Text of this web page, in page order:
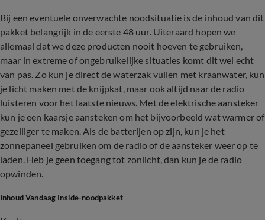
Bij een eventuele onverwachte noodsituatie is de inhoud van dit
pakket belangrijk in de eerste 48 uur. Uiteraard hopen we
allemaal dat we deze producten nooit hoeven te gebruiken,
maar in extreme of ongebruikelijke situaties komt dit wel echt
van pas. Zo kun je direct de waterzak vullen met kraanwater, kun
je licht maken met de knijpkat, maar ook altijd naar de radio
luisteren voor het laatste nieuws. Met de elektrische aansteker
kun je een kaarsje aansteken om het bijvoorbeeld wat warmer of
gezelliger te maken. Als de batterijen op zijn, kun je het
zonnepaneel gebruiken om de radio of de aansteker weer op te
laden. Heb je geen toegang tot zonlicht, dan kun je de radio
opwinden.
Inhoud Vandaag Inside-noodpakket